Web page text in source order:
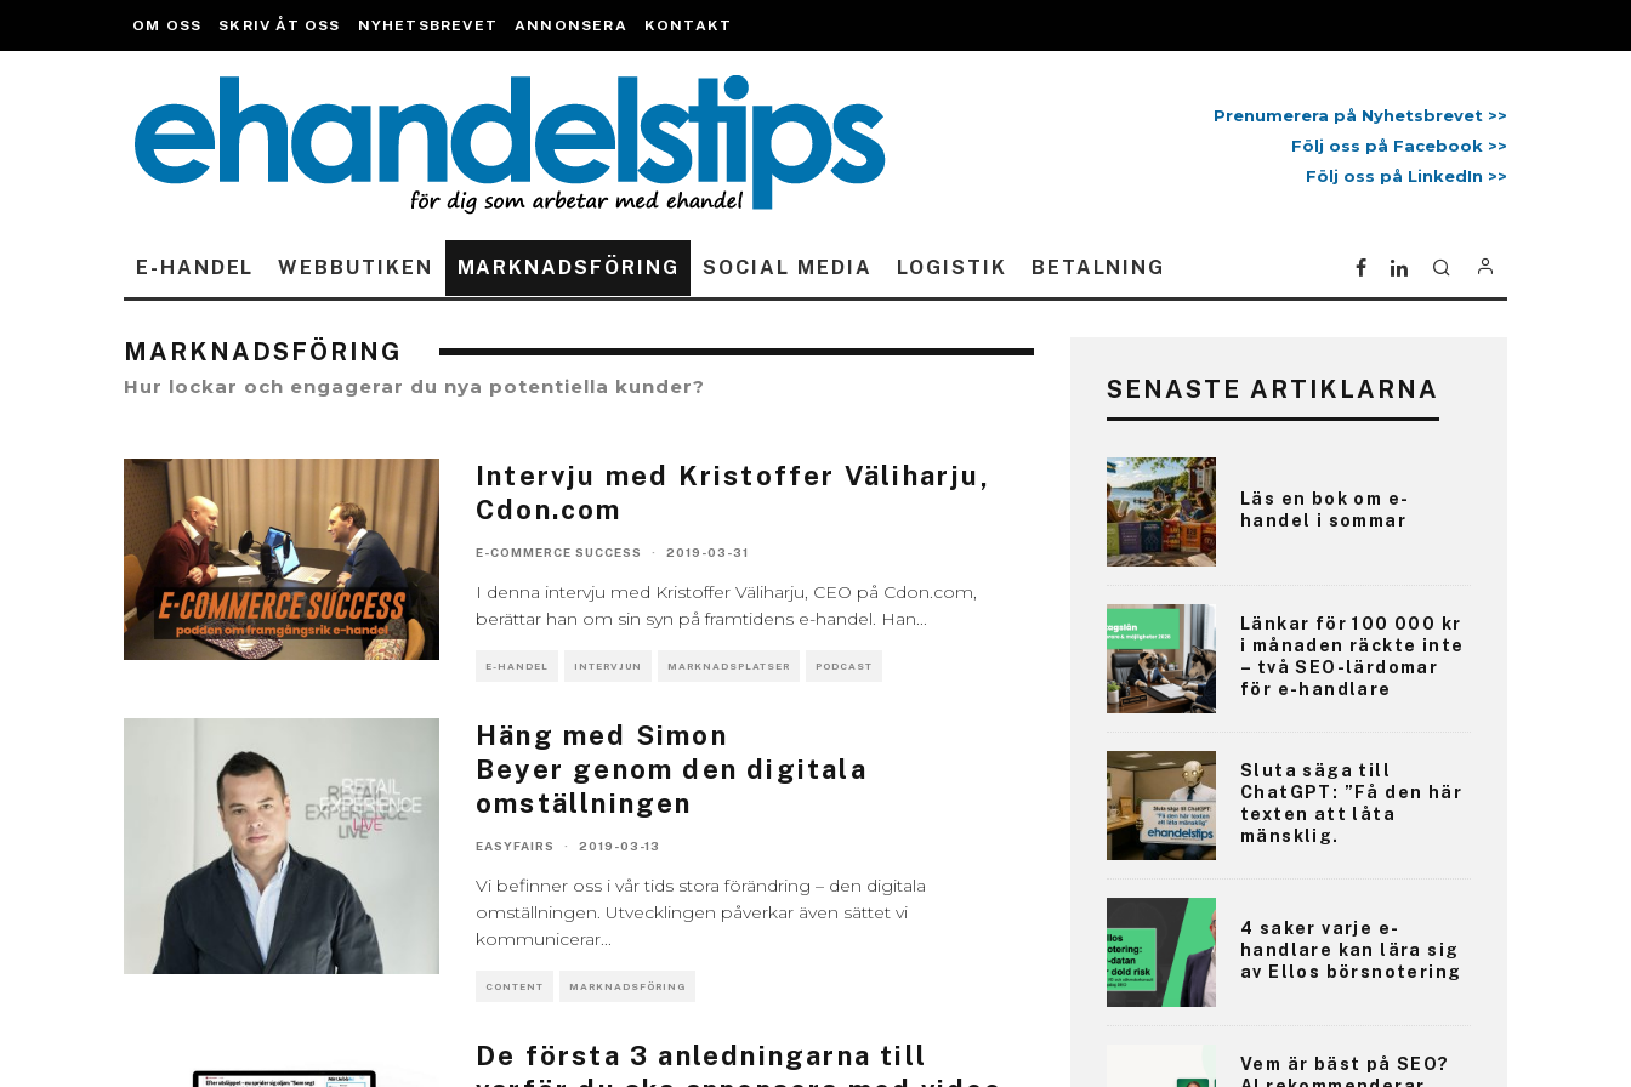
OM OSS SKRIV ÅT OSS NYHETSBREVET ANNONSERA KONTAKT
Prenumerera på Nyhetsbrevet >>
Följ oss på Facebook >>
Följ oss på LinkedIn >>
E-HANDEL WEBBUTIKEN MARKNADSFÖRING SOCIAL MEDIA LOGISTIK BETALNING
MARKNADSFÖRING
Hur lockar och engagerar du nya potentiella kunder?
Intervju med Kristoffer Väliharju,
Cdon.com
E-COMMERCE SUCCESS · 2019-03-31
I denna intervju med Kristoffer Väliharju, CEO på Cdon.com,
berättar han om sin syn på framtidens e-handel. Han...
E-HANDEL INTERVJUN MARKNADSPLATSER PODCAST
Häng med Simon
Beyer genom den digitala
omställningen
EASYFAIRS · 2019-03-13
Vi befinner oss i vår tids stora förändring – den digitala
omställningen. Utvecklingen påverkar även sättet vi
kommunicerar...
CONTENT MARKNADSFÖRING
De första 3 anledningarna till
SENASTE ARTIKLARNA
Läs en bok om e-
handel i sommar
Länkar för 100 000 kr
i månaden räckte inte
– två SEO-lärdomar
för e-handlare
Sluta säga till
ChatGPT: ”Få den här
texten att låta
mänsklig.
4 saker varje e-
handlare kan lära sig
av Ellos börsnotering
Vem är bäst på SEO?